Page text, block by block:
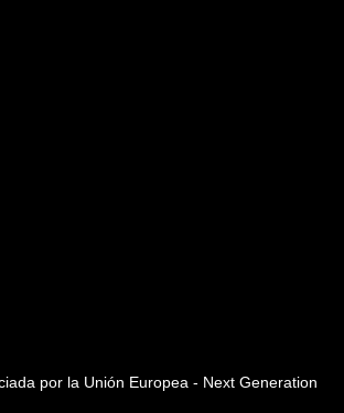
por la Unión Europea - Next Generation